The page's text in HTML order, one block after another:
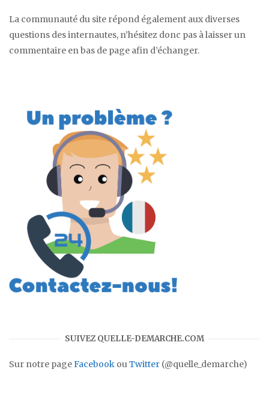
La communauté du site répond également aux diverses
questions des internautes, n’hésitez donc pas à laisser un
commentaire en bas de page afin d’échanger.
SUIVEZ QUELLE-DEMARCHE.COM
Sur notre pageFacebook ouTwitter (@quelle_demarche)